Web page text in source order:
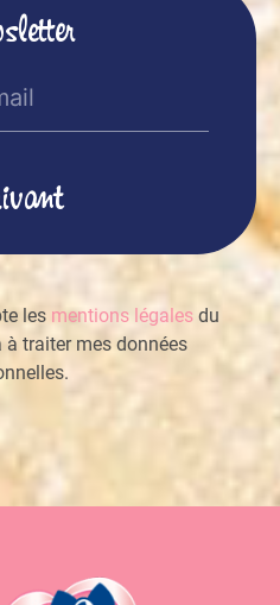
E-
mail
les mentions légalesdu
traiter mes données